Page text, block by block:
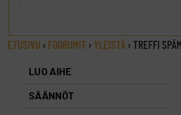
ETUSIVU › FOORUMIT › YLEISTÄ › TREFFI
LUO AIHE
SÄÄNNÖT